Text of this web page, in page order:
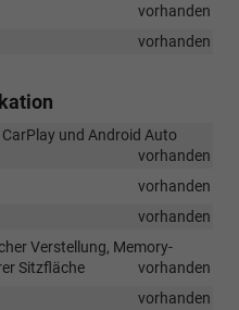
vorhanden
vorhanden
und Android Auto
vorhanden
vorhanden
vorhanden
Verstellung, Memory-
Sitzfläche
vorhanden
vorhanden